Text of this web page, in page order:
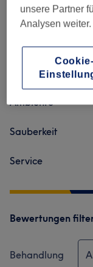
4,9
Ambiente
Sauberkeit
Service
Bewertungen
Behandlung
unsere Partner
Analysen weiter.
Cookie-